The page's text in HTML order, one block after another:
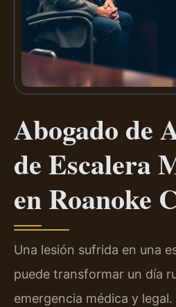
Abogado de
de Escalera
en Roanoke
Una lesión sufrida en una
puede transformar un día
emergencia médica y